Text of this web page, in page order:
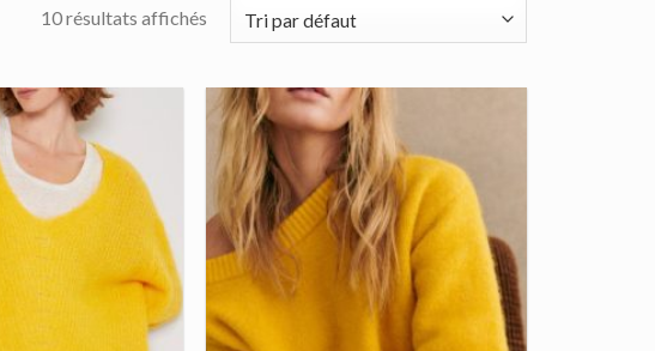
10 résultats affichés